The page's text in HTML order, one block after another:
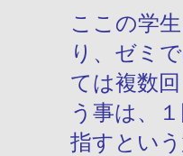
ここの学
り、ゼミ
ては複数
う事は、
指すとい